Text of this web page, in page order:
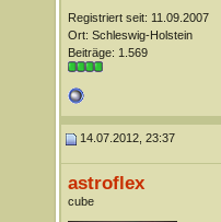
Registriert seit: 11.09.2007
Ort: Schleswig-Holstein
Beiträge: 1.569
14.07.2012, 23:37
astroflex
cube